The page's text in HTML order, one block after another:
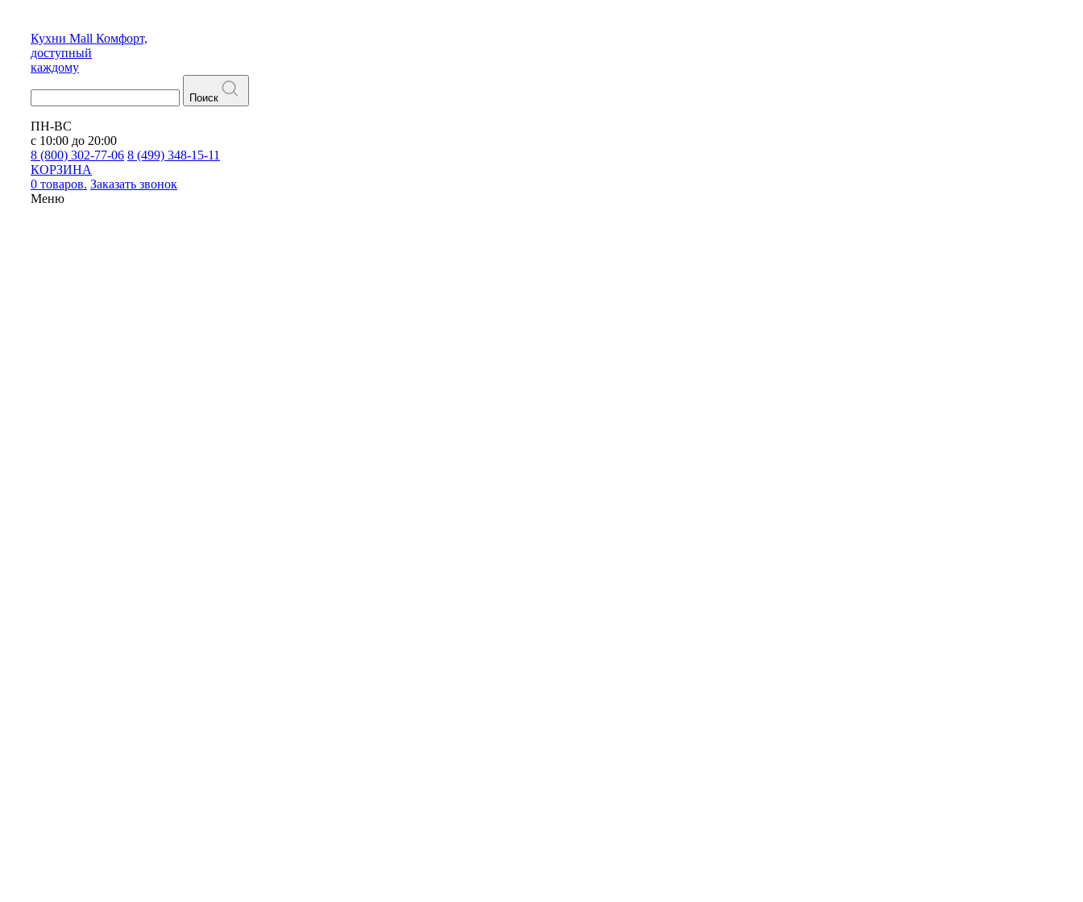
Кухни Mall Комфорт,
доступный
каждому
Поиск
ПН-ВС
с 10:00 до 20:00
8 (800) 302-77-06 8 (499) 348-15-11
КОРЗИНА
0 товаров. Заказать звонок
Меню